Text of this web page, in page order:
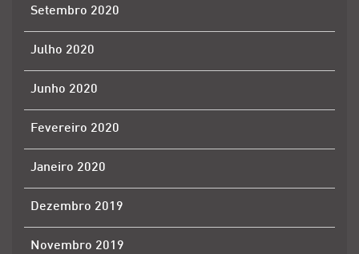
Setembro 2020
Julho 2020
Junho 2020
Fevereiro 2020
Janeiro 2020
Dezembro 2019
Novembro 2019